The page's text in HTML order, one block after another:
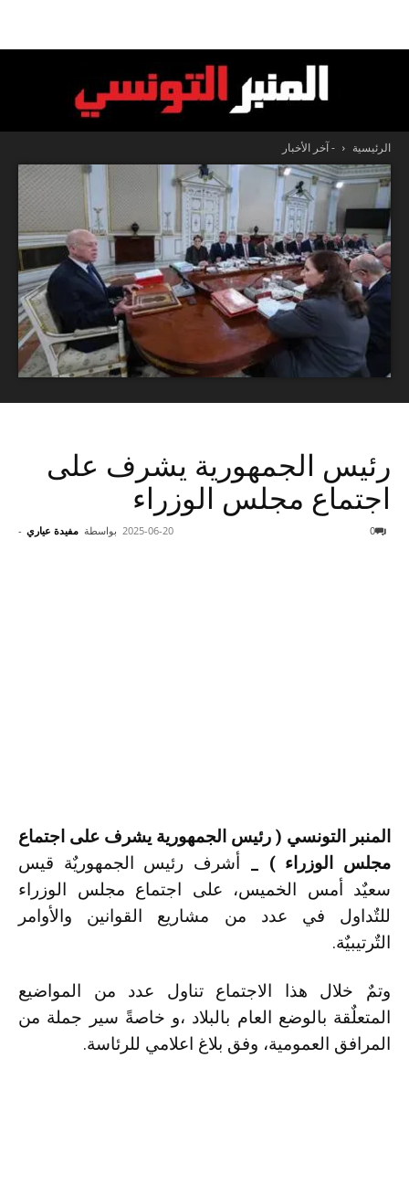
المنبر
التونسي
الرئيسية - آخر الأخبار
رئيس الجمهورية يشرف على
اجتماع مجلس الوزراء
بواسطة مفيدة عياري - 2025-06-20 0
المنبر التونسي ( رئيس الجمهورية يشرف على اجتماع
مجلس الوزراء ) _ أشرف رئيس الجمهوريٌة قيس
سعيٌد أمس الخميس، على اجتماع مجلس الوزراء
للتٌداول في عدد من مشاريع القوانين والأوامر
التٌرتيبيٌة.
وتمٌ خلال هذا الاجتماع تناول عدد من المواضيع
المتعلٌقة بالوضع العام بالبلاد ،و خاصةً سير جملة من
المرافق العمومية، وفق بلاغ اعلامي للرئاسة.